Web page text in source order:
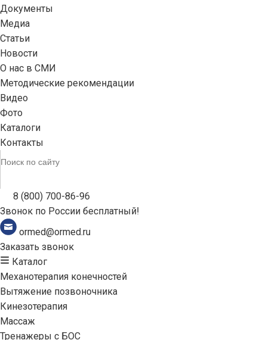
Документы
Медиа
Статьи
Новости
О нас в СМИ
Методические рекомендации
Видео
Фото
Каталоги
Контакты
8 (800) 700-86-96
Звонок по России бесплатный!
ormed@ormed.ru
Заказать звонок
Каталог
Механотерапия конечностей
Вытяжение позвоночника
Кинезотерапия
Массаж
Тренажеры с БОС